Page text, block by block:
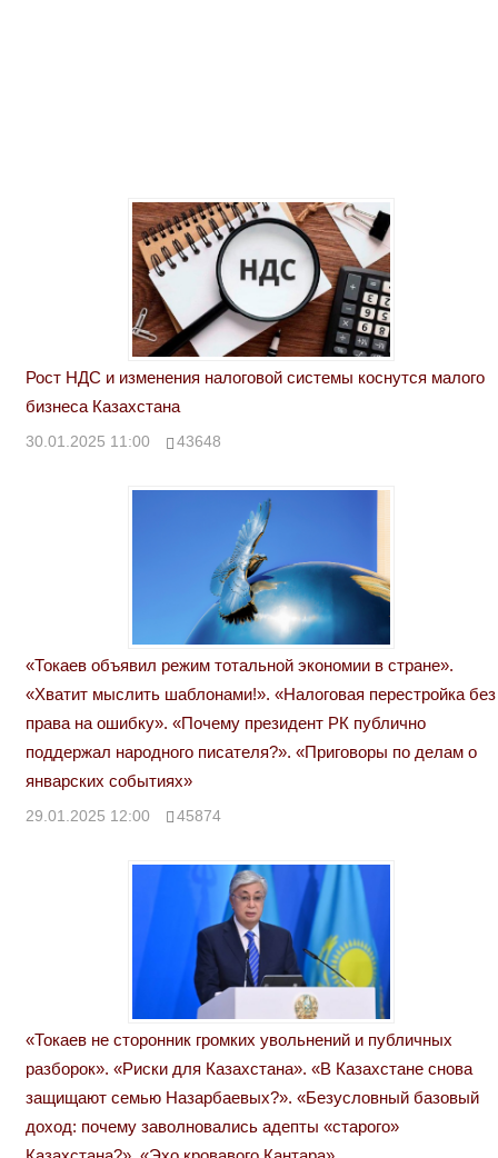
Рост НДС и изменения налоговой системы коснутся малого
бизнеса Казахстана
30.01.2025 11:00 43648
«Токаев объявил режим тотальной экономии в стране».
«Хватит мыслить шаблонами!». «Налоговая перестройка без
права на ошибку». «Почему президент РК публично
поддержал народного писателя?». «Приговоры по делам о
январских событиях»
29.01.2025 12:00 45874
«Токаев не сторонник громких увольнений и публичных
разборок». «Риски для Казахстана». «В Казахстане снова
защищают семью Назарбаевых?». «Безусловный базовый
доход: почему заволновались адепты «старого»